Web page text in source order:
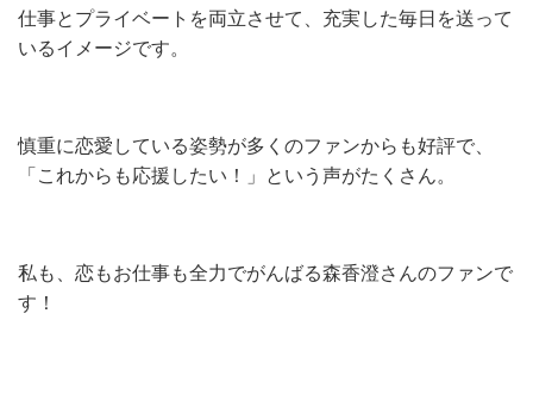
仕事とプライベートを両立させて、充実した毎日を送って
いるイメージです。
慎重に恋愛している姿勢が多くのファンからも好評で、
「これからも応援したい！」という声がたくさん。
私も、恋もお仕事も全力でがんばる森香澄さんのファンで
す！